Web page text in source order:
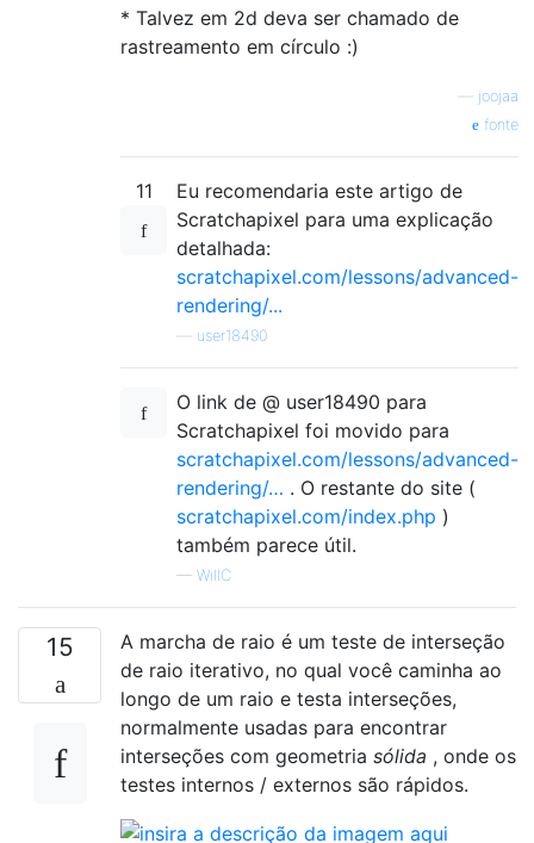
* Talvez em 2d deva ser chamado de
rastreamento em círculo :)
joojaa
fonte
11
Eu recomendaria este artigo de
Scratchapixel para uma explicação
detalhada:
scratchapixel.com/lessons/advanced-
rendering/...
user18490
O link de @ user18490 para
Scratchapixel foi movido para
scratchapixel.com/lessons/advanced-
rendering/… . O restante do site (
scratchapixel.com/index.php )
também parece útil.
— WillC
15
A marcha de raio é um teste de interseção
de raio iterativo, no qual você caminha ao
longo de um raio e testa interseções,
normalmente usadas para encontrar
interseções com geometria sólida , onde os
testes internos / externos são rápidos.